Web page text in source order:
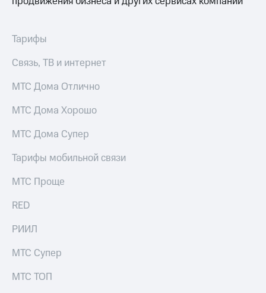
Тарифы
Связь, ТВ и интернет
МТС Дома Отлично
МТС Дома Хорошо
МТС Дома Супер
Тарифы мобильной связи
МТС Проще
RED
РИИЛ
МТС Супер
МТС ТОП